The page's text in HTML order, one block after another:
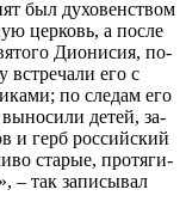
был ду­хо­вен­ством
цер­ковь, а по­сле
Ди­о­ни­сия, по­
встре­ча­ли его с
по сле­дам его
вы­но­си­ли де­тей, за­
и герб рос­сий­ский
ста­рые, про­тя­ги­
– так за­пи­сы­вал